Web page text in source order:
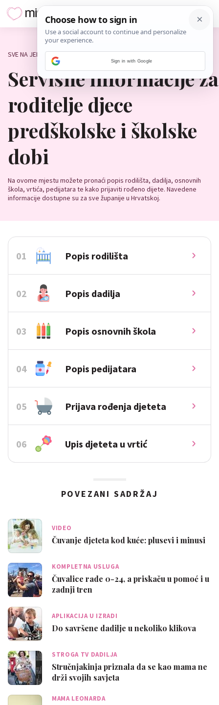
SVE NA JEDNOM MJESTU
Servisne informacije za
roditelje djece
predškolske i školske
dobi
Na ovome mjestu možete pronaći popis rodilišta, dadilja, osnovnih
škola, vrtića, pedijatara te kako prijaviti rođeno dijete. Navedene
informacije dostupne su za sve županije u Hrvatskoj.
01 Popis rodilišta
02 Popis dadilja
03 Popis osnovnih škola
04 Popis pedijatara
05 Prijava rođenja djeteta
06 Upis djeteta u vrtić
POVEZANI SADRŽAJ
VIDEO
Čuvanje djeteta kod kuće: plusevi i minusi
KOMPLETNA USLUGA
Čuvalice rade 0-24, a priskaču u pomoć i u
zadnji tren
APLIKACIJA U IZRADI
Do savršene dadilje u nekoliko klikova
STROGA TV DADILJA
Stručnjakinja priznala da se kao mama ne
drži svojih savjeta
MAMA LEONARDA
Sign in with Google